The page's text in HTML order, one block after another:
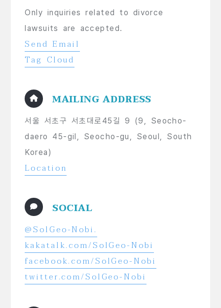
Only inquiries related to divorce
lawsuits are accepted.
Send Email
Tag Cloud
MAILING ADDRESS
서울 서초구 서초대로45길 9 (9, Seocho-
daero 45-gil, Seocho-gu, Seoul, South
Korea)
Location
SOCIAL
@SolGeo-Nobi.
kakatalk.com/SolGeo-Nobi
facebook.com/SolGeo-Nobi
twitter.com/SolGeo-Nobi